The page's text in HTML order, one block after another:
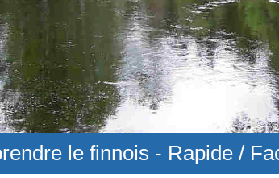
le finnois - Rapide /